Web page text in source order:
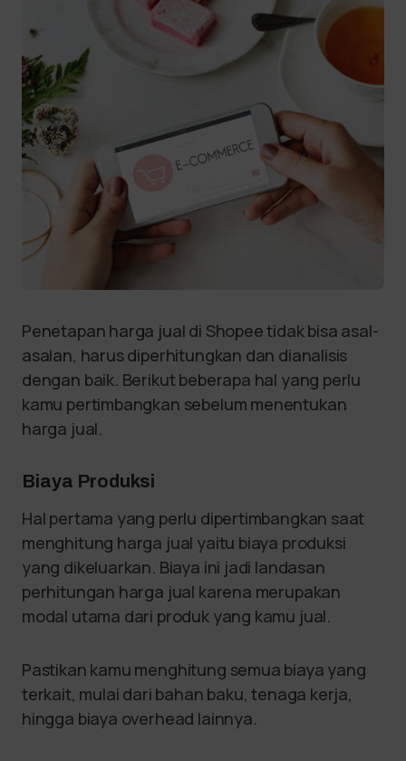
Penetapan harga jual di Shopee tidak bisa asal-
asalan, harus diperhitungkan dan dianalisis
dengan baik. Berikut beberapa hal yang perlu
kamu pertimbangkan sebelum menentukan
harga jual.
Biaya Produksi
Hal pertama yang perlu dipertimbangkan saat
menghitung harga jual yaitu biaya produksi
yang dikeluarkan. Biaya ini jadi landasan
perhitungan harga jual karena merupakan
modal utama dari produk yang kamu jual.
Pastikan kamu menghitung semua biaya yang
terkait, mulai dari bahan baku, tenaga kerja,
hingga biaya overhead lainnya.